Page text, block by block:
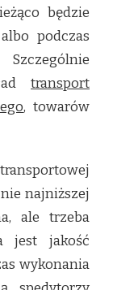
będzie
podczas
transport
, towarów
najniższej
ale trzeba
jest jakość
wykonania